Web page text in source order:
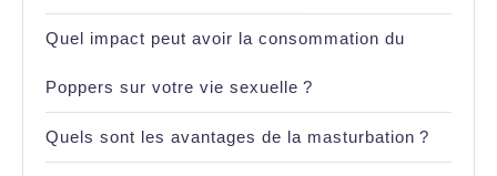
Quel impact peut avoir la consommation du
Poppers sur votre vie sexuelle ?
Quels sont les avantages de la masturbation ?